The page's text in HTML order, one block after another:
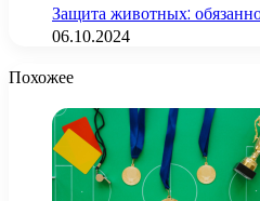
Защита животных:
06.10.2024
Похожее